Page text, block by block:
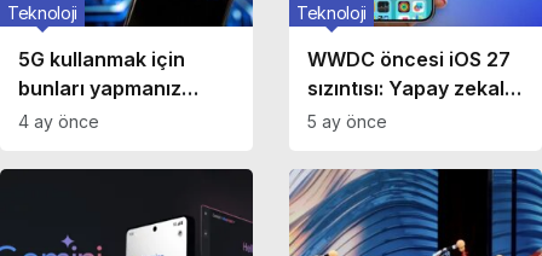
5G kullanmak için
bunları yapmanız
gerekiyor: Telefonda
Teknoloji
4 ay önce
WWDC öncesi iOS 27
sızıntısı: Yapay zekalı
Siri ve iPhone Fold
Teknoloji
5 ay önce